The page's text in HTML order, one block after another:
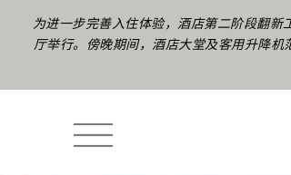
为进一步完善入住体验，酒店第二阶段翻
厅举行。傍晚期间，酒店大堂及客用升降